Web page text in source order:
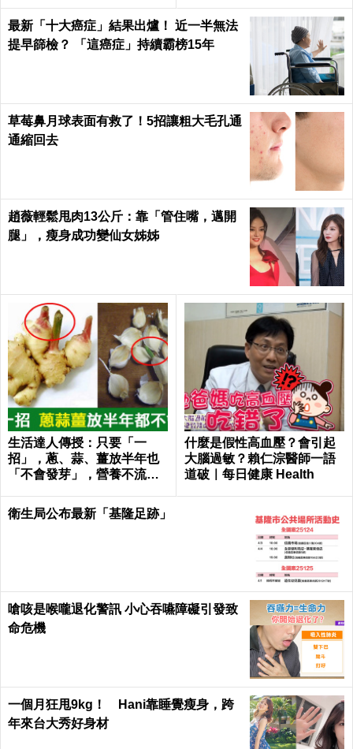
最新「十大癌症」結果出爐！ 近一半無法
提早篩檢？ 「這癌症」持續霸榜15年
草莓鼻月球表面有救了！5招讓粗大毛孔通
通縮回去
趙薇輕鬆甩肉13公斤：靠「管住嘴，邁開
腿」，瘦身成功變仙女姊姊
生活達人傳授：只要「一
招」，蔥、蒜、薑放半年也
「不會發芽」，營養不流
什麼是假性高血壓？會引起
大腦過敏？賴仁淙醫師一語
道破｜每日健康 Health
衛生局公布最新「基隆足跡」
嗆咳是喉嚨退化警訊 小心吞嚥障礙引發致
命危機
一個月狂甩9kg！ Hani靠睡覺瘦身，跨
年來台大秀好身材